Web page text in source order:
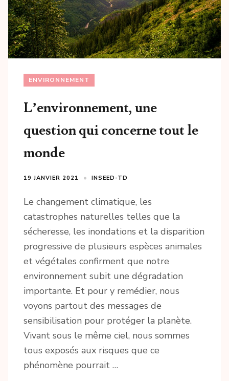
ENVIRONNEMENT
L’environnement, une
question qui concerne tout le
monde
19 JANVIER 2021 INSEED-TD
Le changement climatique, les
catastrophes naturelles telles que la
sécheresse, les inondations et la disparition
progressive de plusieurs espèces animales
et végétales confirment que notre
environnement subit une dégradation
importante. Et pour y remédier, nous
voyons partout des messages de
sensibilisation pour protéger la planète.
Vivant sous le même ciel, nous sommes
tous exposés aux risques que ce
phénomène pourrait …